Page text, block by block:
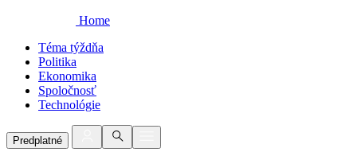
Home
Téma týždňa
Politika
Ekonomika
Spoločnosť
Technológie
Predplatné